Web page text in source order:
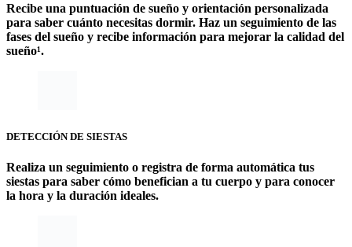
Recibe una puntuación de sueño y orientación personalizada
para saber cuánto necesitas dormir. Haz un seguimiento de las
fases del sueño y recibe información para mejorar la calidad del
sueño¹.
DETECCIÓN DE SIESTAS
Realiza un seguimiento o registra de forma automática tus
siestas para saber cómo benefician a tu cuerpo y para conocer
la hora y la duración ideales.